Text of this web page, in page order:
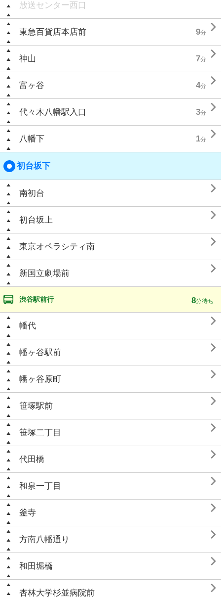
放送センター西口
東急百貨店本店前 9分 
神山 7分 
富ヶ谷 4分 
代々木八幡駅入口 3分 
八幡下 1分 
初台坂下
南初台 
初台坂上 
東京オペラシティ南 
新国立劇場前 
渋谷駅前行 8分待ち
幡代 
幡ヶ谷駅前 
幡ヶ谷原町 
笹塚駅前 
笹塚二丁目 
代田橋 
和泉一丁目 
釜寺 
方南八幡通り 
和田堀橋 
杏林大学杉並病院前 